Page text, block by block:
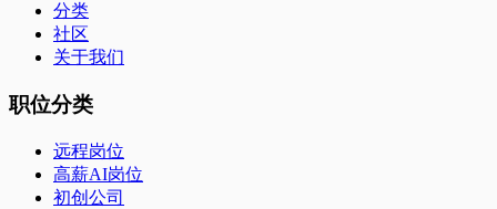
分类
社区
关于我们
职位分类
远程岗位
高薪AI岗位
初创公司